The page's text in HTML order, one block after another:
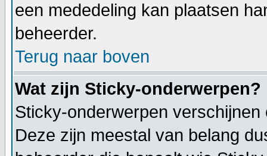
een mededeling kan plaatsen
beheerder.
Terug naar boven
Wat zijn Sticky-onderwerpen?
Sticky-onderwerpen
Deze zijn meestal van belang